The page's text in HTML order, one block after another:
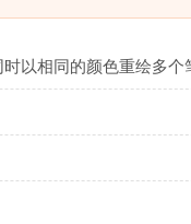
以相同的颜色重绘多个